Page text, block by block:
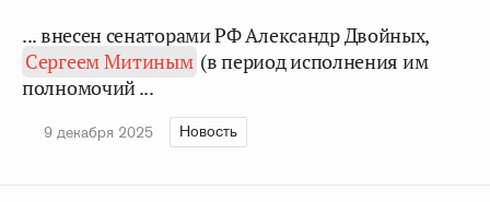
... внесен сенаторами РФ Александр Двойных,
Сергеем Митиным (в период исполнения им
полномочий ...
9 декабря 2025 Новость